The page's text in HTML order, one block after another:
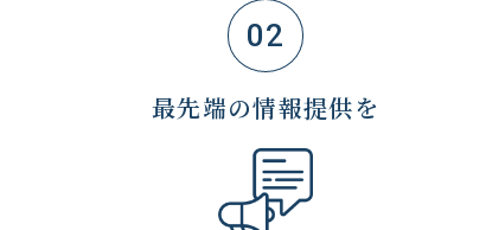
02
最先端の情報提供を